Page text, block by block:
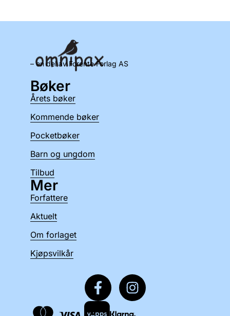
– en del av Forente Forlag AS
Bøker
Årets bøker
Kommende bøker
Pocketbøker
Barn og ungdom
Tilbud
Mer
Forfattere
Aktuelt
Om forlaget
Kjøpsvilkår